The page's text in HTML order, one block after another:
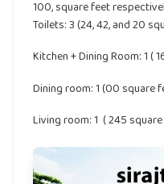
100, square feet
Toilets: 3 (24, 42, and 20
Kitchen + Dining Room: 1 (
Dining room: 1 (00 square
Living room: 1 ( 245